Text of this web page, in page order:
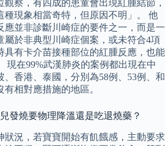
察，有四成的患童會出現紅腫結節，
種現象相當奇特，但原因不明」。 他
應並非診斷川崎症的要件之一，而是一
屬於非典型川崎症個案，或未符合4項
具有卡介苗接種部位的紅腫反應，也能
現在99%武漢肺炎的案例都出現在中
、香港、泰國，分別為58例、53例、和
相對應措施的地區。
發燒要物理降溫還是吃退燒藥？
狀況，若寶寶開始有飢餓感，主動要求